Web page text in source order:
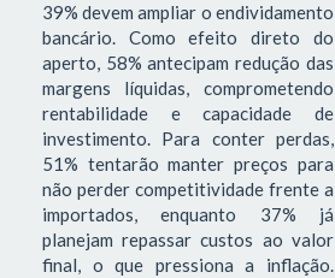
39% devem ampliar o endividamento
bancário. Como efeito direto do
aperto, 58% antecipam redução das
margens líquidas, comprometendo
rentabilidade e capacidade de
investimento. Para conter perdas,
51% tentarão manter preços para
não perder competitividade frente a
importados, enquanto 37% já
planejam repassar custos ao valor
final, o que pressiona a inflação.